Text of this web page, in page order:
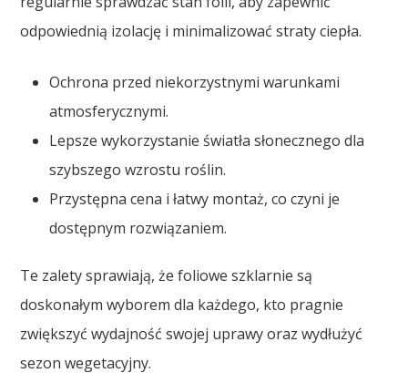
odpowiednią izolację i minimalizować straty ciepła.
Ochrona przed niekorzystnymi warunkami
atmosferycznymi.
Lepsze wykorzystanie światła słonecznego dla
szybszego wzrostu roślin.
Przystępna cena i łatwy montaż, co czyni je
dostępnym rozwiązaniem.
Te zalety sprawiają, że foliowe szklarnie są
doskonałym wyborem dla każdego, kto pragnie
zwiększyć wydajność swojej uprawy oraz wydłużyć
sezon wegetacyjny.